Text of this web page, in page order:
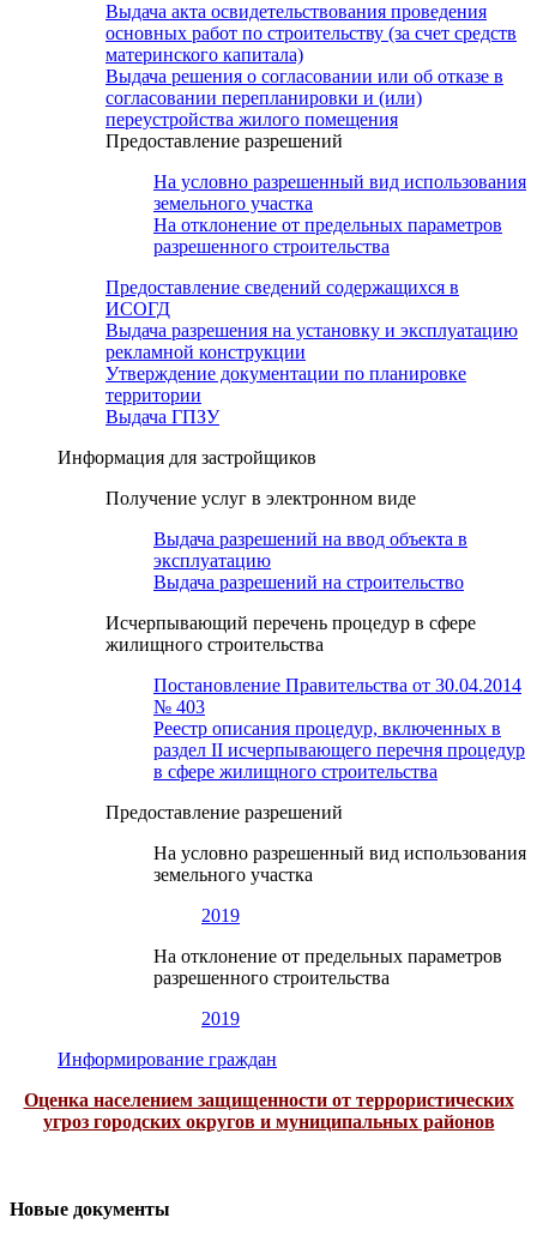
Выдача акта освидетельствования проведения
основных работ по строительству (за счет средств
материнского капитала)
Выдача решения о согласовании или об отказе в
согласовании перепланировки и (или)
переустройства жилого помещения
Предоставление разрешений
На условно разрешенный вид использования
земельного участка
На отклонение от предельных параметров
разрешенного строительства
Предоставление сведений содержащихся в
ИСОГД
Выдача разрешения на установку и эксплуатацию
рекламной конструкции
Утверждение документации по планировке
территории
Выдача ГПЗУ
Информация для застройщиков
Получение услуг в электронном виде
Выдача разрешений на ввод объекта в
эксплуатацию
Выдача разрешений на строительство
Исчерпывающий перечень процедур в сфере
жилищного строительства
Постановление Правительства от 30.04.2014
№ 403
Реестр описания процедур, включенных в
раздел II исчерпывающего перечня процедур
в сфере жилищного строительства
Предоставление разрешений
На условно разрешенный вид использования
земельного участка
2019
На отклонение от предельных параметров
разрешенного строительства
2019
Информирование граждан
Оценка населением защищенности от террористических
угроз городских округов и муниципальных районов
Новые документы